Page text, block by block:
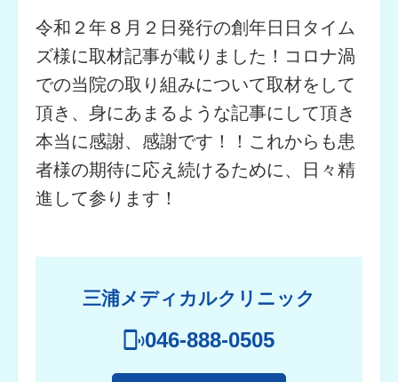
令和２年８月２日発行の創年日日タイム
ズ様に取材記事が載りました！コロナ渦
での当院の取り組みについて取材をして
頂き、身にあまるような記事にして頂き
本当に感謝、感謝です！！これからも患
者様の期待に応え続けるために、日々精
進して参ります！
三浦メディカルクリニック
046-888-0505